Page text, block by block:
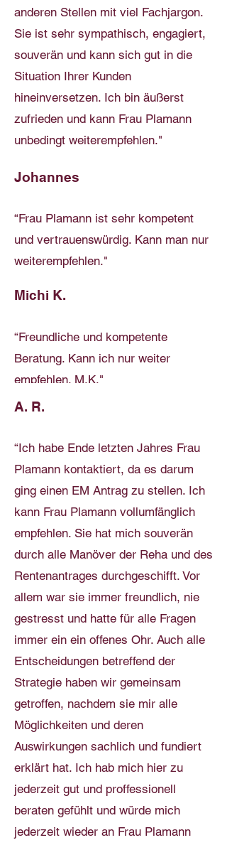
anderen Stellen mit viel Fachjargon.
Sie ist sehr sympathisch, engagiert,
souverän und kann sich gut in die
Situation Ihrer Kunden
hineinversetzen. Ich bin äußerst
zufrieden und kann Frau Plamann
unbedingt weiterempfehlen."
Johannes
“Frau Plamann ist sehr kompetent
und vertrauenswürdig. Kann man nur
weiterempfehlen."
Michi K.
“Freundliche und kompetente
Beratung. Kann ich nur weiter
empfehlen. M.K."
A. R.
“Ich habe Ende letzten Jahres Frau
Plamann kontaktiert, da es darum
ging einen EM Antrag zu stellen. Ich
kann Frau Plamann vollumfänglich
empfehlen. Sie hat mich souverän
durch alle Manöver der Reha und des
Rentenantrages durchgeschifft. Vor
allem war sie immer freundlich, nie
gestresst und hatte für alle Fragen
immer ein ein offenes Ohr. Auch alle
Entscheidungen betreffend der
Strategie haben wir gemeinsam
getroffen, nachdem sie mir alle
Möglichkeiten und deren
Auswirkungen sachlich und fundiert
erklärt hat. Ich hab mich hier zu
jederzeit gut und proffessionell
beraten gefühlt und würde mich
jederzeit wieder an Frau Plamann